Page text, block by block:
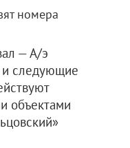
номера
— А/э
и следующие
объектами